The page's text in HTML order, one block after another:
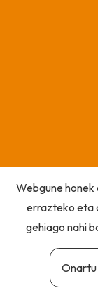
Webgune
errazteko eta
gehiago nahi
Onartu